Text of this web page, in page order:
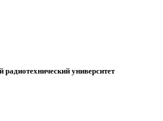
радиотехнический университет